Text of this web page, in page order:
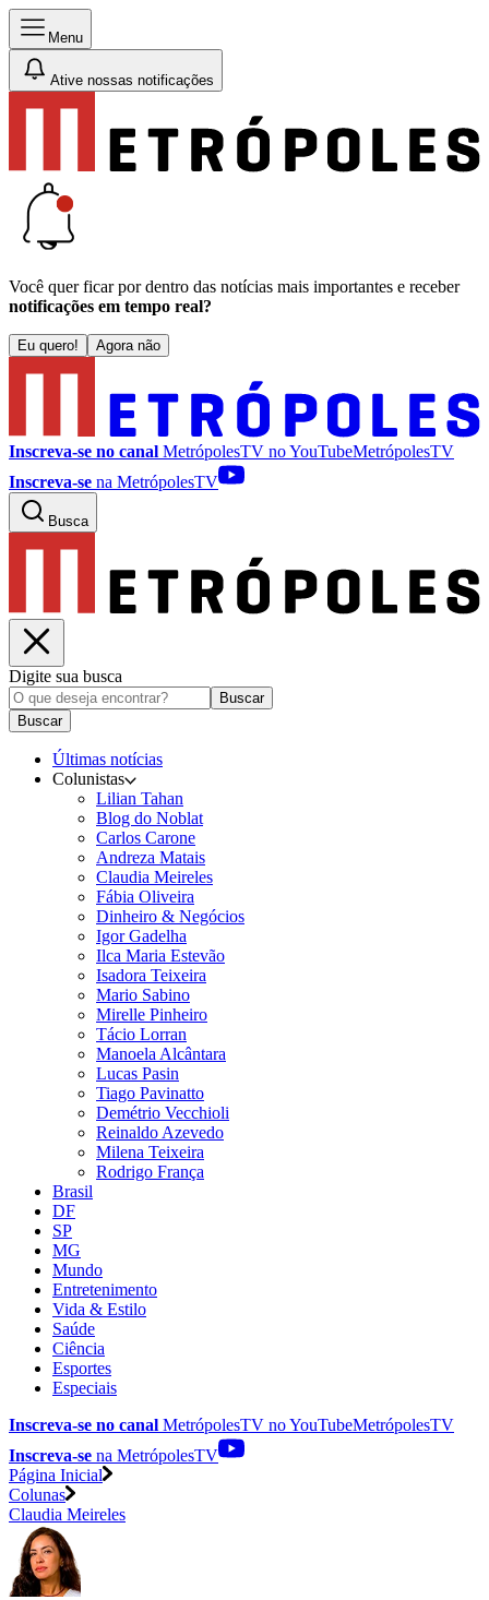
Menu
Ative nossas notificações
Você quer ficar por dentro das notícias mais importantes e receber
notificações em tempo real?
Eu quero! Agora não
Inscreva-se no canal MetrópolesTV noYouTubeMetrópolesTV
Inscreva-se na MetrópolesTV
Busca
Digite sua busca
Buscar
Buscar
Últimas notícias
Colunistas
Lilian Tahan
Blog do Noblat
Carlos Carone
Andreza Matais
Claudia Meireles
Fábia Oliveira
Dinheiro & Negócios
Igor Gadelha
Ilca Maria Estevão
Isadora Teixeira
Mario Sabino
Mirelle Pinheiro
Tácio Lorran
Manoela Alcântara
Lucas Pasin
Tiago Pavinatto
Demétrio Vecchioli
Reinaldo Azevedo
Milena Teixeira
Rodrigo França
Brasil
DF
SP
MG
Mundo
Entretenimento
Vida & Estilo
Saúde
Ciência
Esportes
Especiais
Inscreva-se no canal MetrópolesTV noYouTubeMetrópolesTV
Inscreva-se na MetrópolesTV
Página Inicial
Colunas
Claudia Meireles